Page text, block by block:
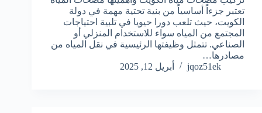
تعتبر جزءاً أساسياً من بنية تحتية مهمة في دولة
الكويت، حيث تلعب دورا حيويا في تلبية احتياجات
المجتمع من المياه سواء للاستخدام المنزلي أو
الصناعي. تتمثل وظيفتها الرئيسية في نقل المياه من
مصادرها…
jqoz51ek
أبريل 12, 2025